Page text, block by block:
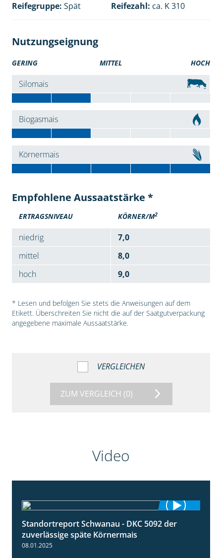
Reifegruppe: Spät Reifezahl: ca. K 310
Nutzungseignung
GERING MITTEL HOCH
Silomais
Biogasmais
Körnermais
Empfohlene Aussaatstärke *
ERTRAGSNIVEAU KÖRNER/M2
niedrig
7,0
mittel
8,0
hoch
9,0
* Lesen und befolgen Sie stets die Anweisungen auf dem
Etikett. Überschreiten Sie nicht die auf der Saatgutverpackung
angegebene maximale Aussaatstärke.
VERGLEICHEN
ZUM VERGLEICH (0)
Video
1:18
Standortreport Schwanau - DKC 5092 der
zuverlässige späte Körnermais
08.01.2025